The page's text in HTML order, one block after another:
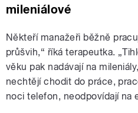
mileniálové
Někteří manažeři běžně
průšvih,“ říká terapeutka.
věku pak nadávají na
nechtějí chodit do práce,
noci telefon, neodpovídají na